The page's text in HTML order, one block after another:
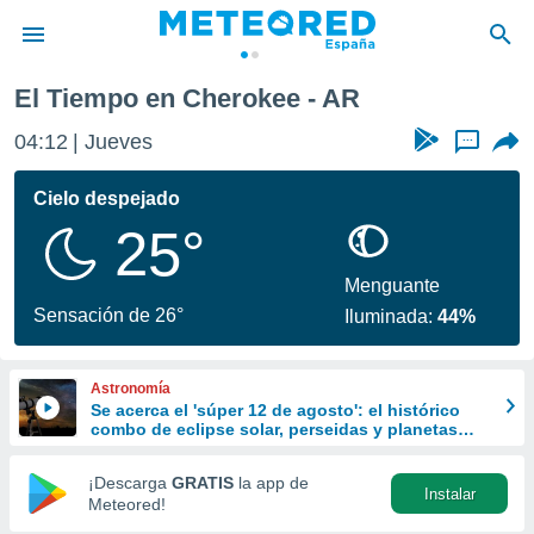
de
por
se
calidad.
a este
las
y
forma
digital
basada
El Tiempo en Cherokee - AR
04:12 Jueves ...
Cielo despejado
25°
Sensación de 26°
Menguante
Iluminada:44%
Astronomía
Se acerca el 'súper 12 de agosto': el histórico
combo de eclipse solar, perseidas y planetas
¡Descarga GRATIS la app de
Meteored!
Instalar